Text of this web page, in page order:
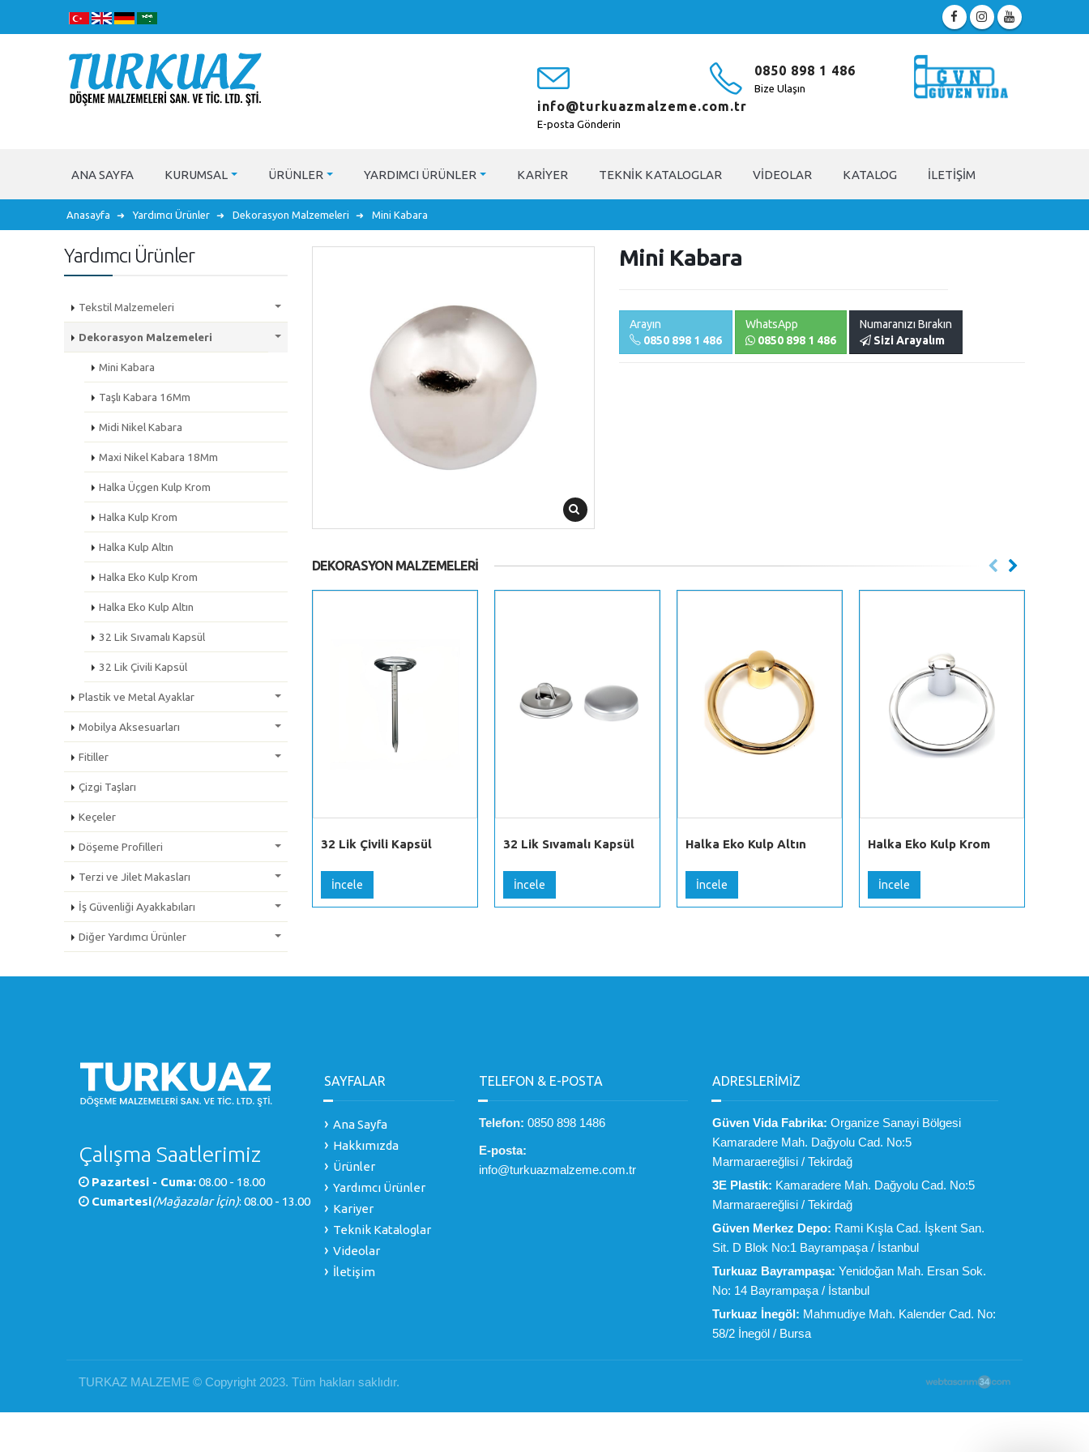
info@turkuazmalzeme.com.tr
E-posta Gönderin
0850 898 1 486
Bize Ulaşın
ANA SAYFA KURUMSAL ÜRÜNLER YARDIMCI ÜRÜNLER KARIYER TEKNIK KATALOGLAR VIDEOLAR KATALOG İLETIŞIM
Anasayfa Yardımcı Ürünler Dekorasyon Malzemeleri Mini Kabara
Mini Kabara
Arayın
0850 898 1 486
WhatsApp
0850 898 1 486
Numaranızı Bırakın
Sizi Arayalım
DEKORASYON MALZEMELERI
32 Lik Çivili Kapsül
İncele
32 Lik Sıvamalı Kapsül
İncele
Halka Eko Kulp Altın
İncele
Halka Eko Kulp Krom
İncele
Yardımcı Ürünler
Tekstil Malzemeleri
Dekorasyon Malzemeleri
Mini Kabara
Taşlı Kabara 16Mm
Midi Nikel Kabara
Maxi Nikel Kabara 18Mm
Halka Üçgen Kulp Krom
Halka Kulp Krom
Halka Kulp Altın
Halka Eko Kulp Krom
Halka Eko Kulp Altın
32 Lik Sıvamalı Kapsül
32 Lik Çivili Kapsül
Plastik ve Metal Ayaklar
Mobilya Aksesuarları
Fitiller
Çizgi Taşları
Keçeler
Döşeme Profilleri
Terzi ve Jilet Makasları
İş Güvenliği Ayakkabıları
Diğer Yardımcı Ürünler
Çalışma Saatlerimiz
Pazartesi - Cuma:08.00 - 18.00
Cumartesi(Mağazalar İçin): 08.00 - 13.00
SAYFALAR
Ana Sayfa
Hakkımızda
Ürünler
Yardımcı Ürünler
Kariyer
Teknik Kataloglar
Videolar
İletişim
TELEFON & E-POSTA
Telefon: 0850 898 1486
E-posta:
info@turkuazmalzeme.com.tr
ADRESLERİMİZ
Güven Vida Fabrika: Organize Sanayi Bölgesi
Kamaradere Mah. Dağyolu Cad. No:5
Marmaraereğlisi / Tekirdağ
3E Plastik: Kamaradere Mah. Dağyolu Cad. No:5
Marmaraereğlisi / Tekirdağ
Güven Merkez Depo: Rami Kışla Cad. İşkent San.
Sit. D Blok No:1 Bayrampaşa / İstanbul
Turkuaz Bayrampaşa: Yenidoğan Mah. Ersan Sok.
No: 14 Bayrampaşa / İstanbul
Turkuaz İnegöl: Mahmudiye Mah. Kalender Cad. No:
58/2 İnegöl / Bursa
TURKAZ MALZEME © Copyright 2023. Tüm hakları saklıdır.